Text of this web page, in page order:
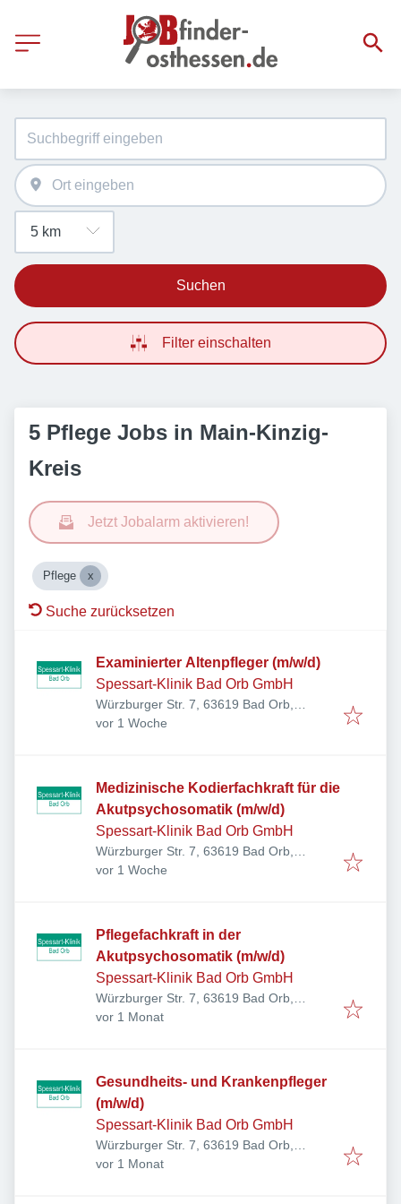
Suchen
Filter einschalten
5 Pflege Jobs in Main-Kinzig-
Kreis
Jetzt Jobalarm aktivieren!
Pflege
Suche zurücksetzen
Examinierter Altenpfleger (m/w/d)
Spessart-Klinik Bad Orb GmbH
Würzburger Str. 7, 63619 Bad Orb,
Deutschland
Veröffentlicht
vor 1 Woche
Medizinische Kodierfachkraft für die
Akutpsychosomatik (m/w/d)
Spessart-Klinik Bad Orb GmbH
Würzburger Str. 7, 63619 Bad Orb,
Deutschland
Veröffentlicht
vor 1 Woche
Pflegefachkraft in der
Akutpsychosomatik (m/w/d)
Spessart-Klinik Bad Orb GmbH
Würzburger Str. 7, 63619 Bad Orb,
Deutschland
Veröffentlicht
vor 1 Monat
Gesundheits- und Krankenpfleger
(m/w/d)
Spessart-Klinik Bad Orb GmbH
Würzburger Str. 7, 63619 Bad Orb,
Deutschland
Veröffentlicht
vor 1 Monat